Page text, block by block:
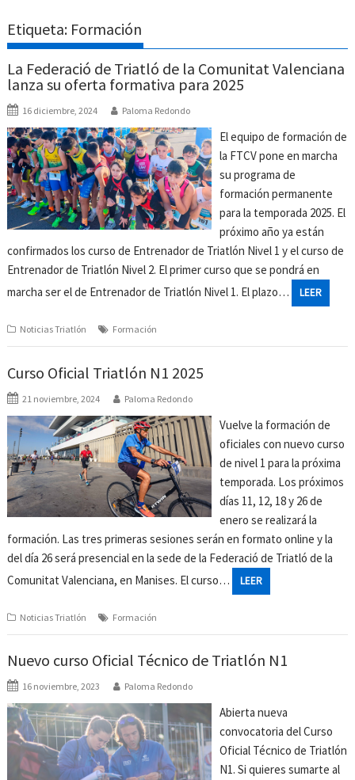
Etiqueta: Formación
La Federació de Triatló de la Comunitat Valenciana
lanza su oferta formativa para 2025
16 diciembre, 2024 Paloma Redondo
El equipo de formación de
la FTCV pone en marcha
su programa de
formación permanente
para la temporada 2025. El
próximo año ya están
confirmados los curso de Entrenador de Triatlón Nivel 1 y el curso de
Entrenador de Triatlón Nivel 2. El primer curso que se pondrá en
marcha ser el de Entrenador de Triatlón Nivel 1. El plazo…
LEER
Noticias Triatlón Formación
Curso Oficial Triatlón N1 2025
21 noviembre, 2024 Paloma Redondo
Vuelve la formación de
oficiales con nuevo curso
de nivel 1 para la próxima
temporada. Los próximos
días 11, 12, 18 y 26 de
enero se realizará la
formación. Las tres primeras sesiones serán en formato online y la
del día 26 será presencial en la sede de la Federació de Triatló de la
Comunitat Valenciana, en Manises. El curso…
LEER
Noticias Triatlón Formación
Nuevo curso Oficial Técnico de Triatlón N1
16 noviembre, 2023 Paloma Redondo
Abierta nueva
convocatoria del Curso
Oficial Técnico de Triatlón
N1. Si quieres sumarte al